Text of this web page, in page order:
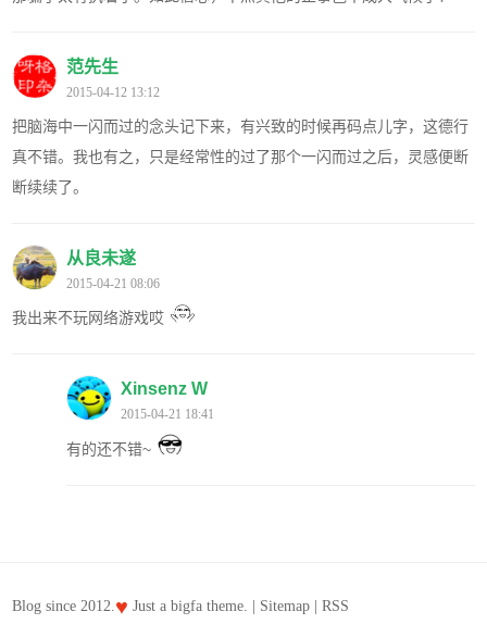
范先生
2015-04-12 13:12
把脑海中一闪而过的念头记下来，有兴致的时候再码点儿字，这德行
真不错。我也有之，只是经常性的过了那个一闪而过之后，灵感便断
断续续了。
从良未遂
2015-04-21 08:06
我出来不玩网络游戏哎
Xinsenz W
2015-04-21 18:41
有的还不错~
Blog since 2012.♥ Just abigfa theme. | Sitemap |RSS